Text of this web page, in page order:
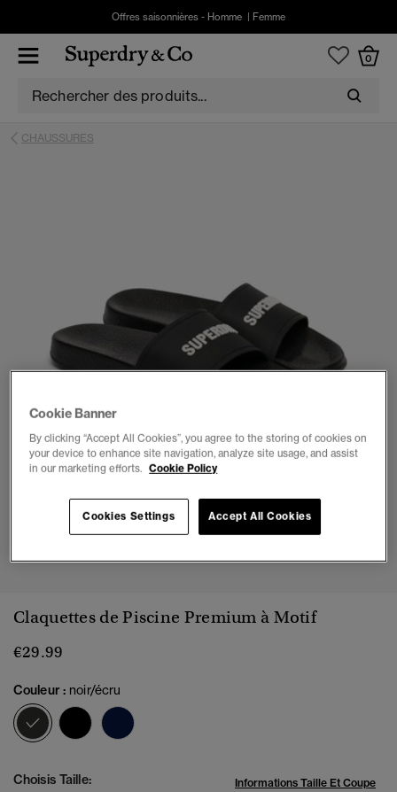
Offres saisonnières - Homme Femme
0
CHAUSSURES
Claquettes de Piscine Premium à Motif
€29.99
Couleur : noir/écru
sélectionné
Choisis Taille: Informations Taille Et Coupe
Cookie Banner
By clicking “Accept All Cookies”, you agree to the storing of cookies on
your device to enhance site navigation, analyze site usage, and assist
in our marketing efforts. Cookie Policy
Cookies Settings Accept All Cookies